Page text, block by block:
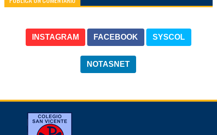
INSTAGRAM FACEBOOK SYSCOL
NOTASNET